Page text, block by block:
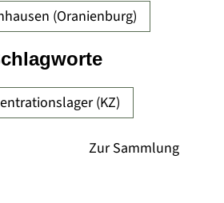
(Oranienburg)
(KZ)